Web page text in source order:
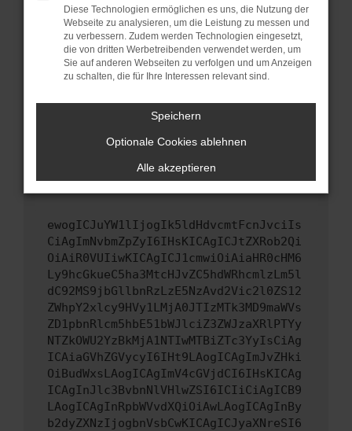
sind.
Veraltete Software birgt nicht nur ein
Sicherheitsrisiko, sondern kann auch dazu
führen, dass bestimmte Funktionen nicht mehr
unterstützt werden.
Wende dich an den Webseitenbetreiber.
Wenn du alle oben genannten Schritte versucht
hast, kontaktiere uns bitte. Wir werden
versuchen, das Problem zu beheben. Du kannst
uns diesen Text schicken, um uns bei der
ewogICJuYW1lIjogIk5ldHdvcmtFcnJvciIs
CiAgImNvbmZpZyI6IHsKICAgICJtZXRob2Qi
OiAiR0VUIiwKICAgICJ1cmwiOiAiaHR0cHM6
Ly9hcGkueC5ha3MtcHJvZC5hdWRhcmlzLm5l
dC92MS9jbGllbnRzLzE5NzAvd2Vic2l0ZS12
ZWhpY2xlcy9HVy1LMjA0JTIzMTk3MD9maWVs
ZD1pbnRlcm5hbE51bWJlciZ3ZWJzaXRlPTYy
NTZkOWU2YzBkMjA1NTIwMTBiZTc3YyIsCiAg
ICAiaGVhZGVycyI6IHt9LAogICAgImJvZHki
OiBudWxsLAogICAgImV4cGVjdCI6IHsKICAg
ICAgInJlc3BvbnNlVHlwZSI6ICIiCiAgICB9
LAogICAgInRpbWVvdXQiOiAwLAogICAgInBy
b2dyZXNzIjogbnVsbCwKICAgICJyaXNreSI6
Diese Technologien ermöglichen es uns, die Nutzung der
Webseite zu analysieren, um die Leistung zu messen und
zu verbessern. Zudem werden Technologien eingesetzt,
die von dritten Werbetreibenden verwendet werden, um
Sie auf anderen Webseiten zu verfolgen und um Anzeigen
zu schalten, die für Ihre Interessen relevant sind.
Speichern
Optionale Cookies ablehnen
Alle akzeptieren